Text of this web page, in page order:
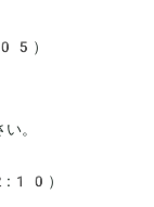
）
。
）